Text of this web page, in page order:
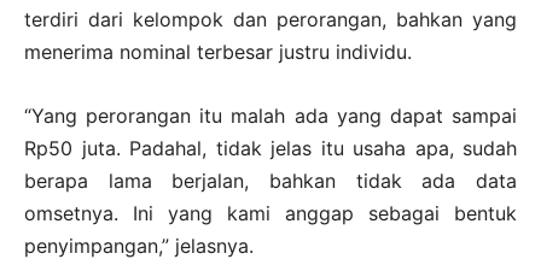
terdiri dari kelompok dan perorangan, bahkan yang
menerima nominal terbesar justru individu.
“Yang perorangan itu malah ada yang dapat sampai
Rp50 juta. Padahal, tidak jelas itu usaha apa, sudah
berapa lama berjalan, bahkan tidak ada data
omsetnya. Ini yang kami anggap sebagai bentuk
penyimpangan,” jelasnya.